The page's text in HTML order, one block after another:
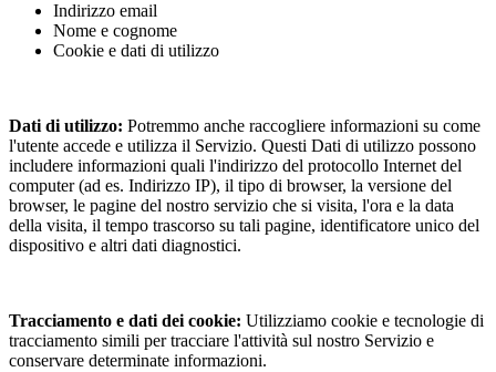
Indirizzo email
Nome e cognome
Cookie e dati di utilizzo
Dati di utilizzo: Potremmo anche raccogliere informazioni su come
l'utente accede e utilizza il Servizio. Questi Dati di utilizzo possono
includere informazioni quali l'indirizzo del protocollo Internet del
computer (ad es. Indirizzo IP), il tipo di browser, la versione del
browser, le pagine del nostro servizio che si visita, l'ora e la data
della visita, il tempo trascorso su tali pagine, identificatore unico del
dispositivo e altri dati diagnostici.
Tracciamento e dati dei cookie: Utilizziamo cookie e tecnologie di
tracciamento simili per tracciare l'attività sul nostro Servizio e
conservare determinate informazioni.